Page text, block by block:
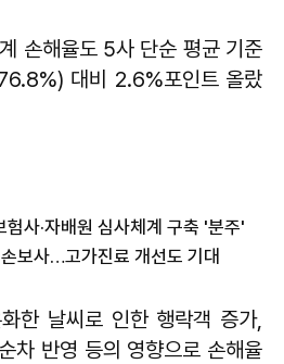
손해율도 5사 단순 평균 기준
대비 2.6%포인트 올랐
사·자배원 심사체계 구축 '분주'
보사…고가진료 개선도 기대
한 날씨로 인한 행락객 증가,
차 반영 등의 영향으로 손해율